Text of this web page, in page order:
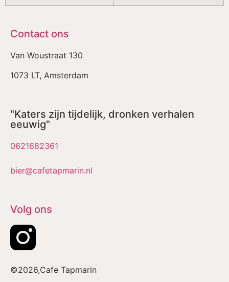
Contact ons
Van Woustraat 130
1073 LT, Amsterdam
"Katers zijn tijdelijk, dronken verhalen
eeuwig"
0621682361
bier@cafetapmarin.nl
Volg ons
©2026,Cafe Tapmarin